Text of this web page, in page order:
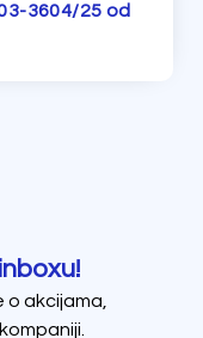
3604/25 od
akcijama,